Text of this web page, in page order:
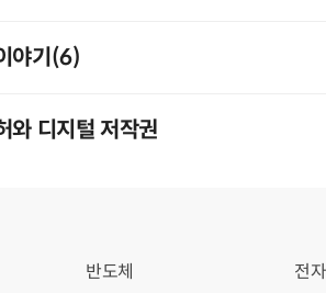
야기(6)
와 디지털 저작권
반도체
전자